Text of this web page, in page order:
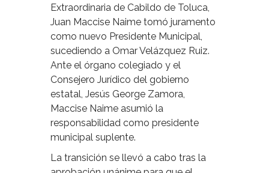
Extraordinaria de Cabildo de Toluca,
Juan Maccise Naime tomó juramento
como nuevo Presidente Municipal,
sucediendo a Omar Velázquez Ruiz.
Ante el órgano colegiado y el
Consejero Jurídico del gobierno
estatal, Jesús George Zamora,
Maccise Naime asumió la
responsabilidad como presidente
municipal suplente.
La transición se llevó a cabo tras la